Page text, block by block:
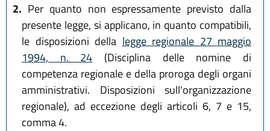
2. Per quanto non espressamente previsto dalla
presente legge, si applicano, in quanto compatibili,
le disposizioni della legge regionale 27 maggio
1994, n. 24 (Disciplina delle nomine di
competenza regionale e della proroga degli organi
amministrativi. Disposizioni sull'organizzazione
regionale), ad eccezione degli articoli 6, 7 e 15,
comma 4.